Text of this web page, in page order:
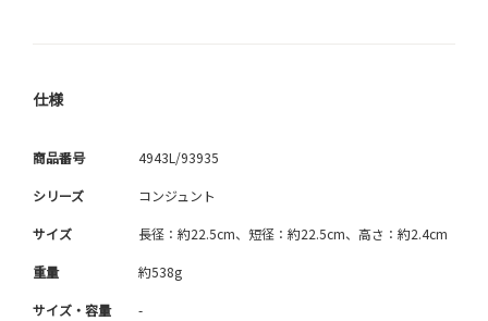
仕様
商品番号 4943L/93935
シリーズ コンジュント
サイズ 長径：約22.5cm、短径：約22.5cm、高さ：約2.4cm
重量 約538g
サイズ・容量 -